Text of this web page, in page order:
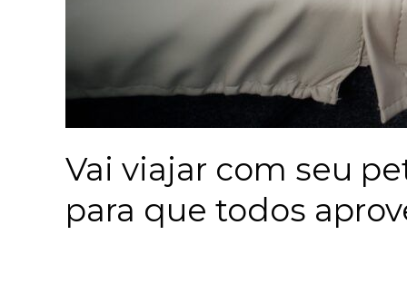
Vai viajar com seu
para que todos